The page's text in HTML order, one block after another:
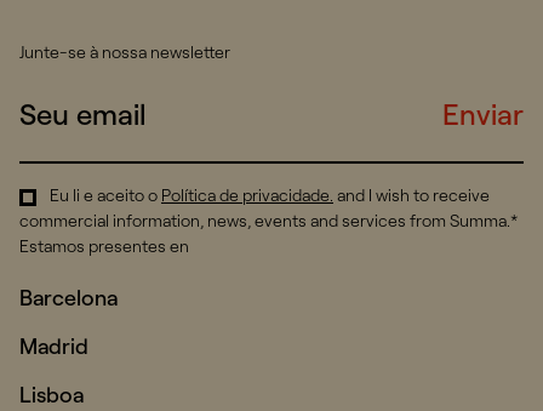
Junte-se à nossa newsletter
Enviar
Eu li e aceito o Política de privacidade. and I wish to receive
commercial information, news, events and services from Summa.*
Estamos presentes en
Barcelona
Madrid
Lisboa